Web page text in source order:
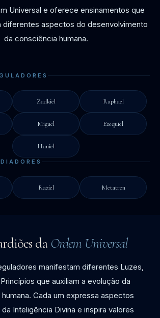
Universal e oferece ensinamentos que
diferentes aspectos do desenvolvimento
da consciência humana.
Zadkiel Raphael
Miguel Ezequiel
Haniel
Raziel Metatron
daOrdem Universal
manifestam diferentes Luzes,
que auxiliam a evolução da
Cada um expressa aspectos
Inteligência Divina e inspira valores